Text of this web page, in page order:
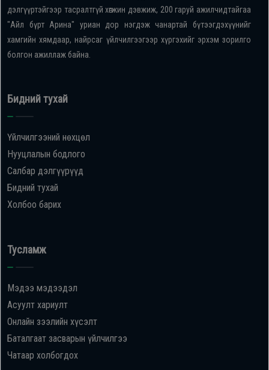
дэлгүүртэйгээр тасралтгүй хөгжин дэвжиж, 200 гаруй ажилчидтайгаа
"Айл бүрт Арина" уриан дор нэгдэж чанартай бүтээгдэхүүнийг
хамгийн хямдаар, найрсаг үйлчилгээгээр хүргэхийг эрхэм зорилго
болгон ажиллаж байна.
Бидний тухай
Үйлчилгээний нөхцөл
Нууцлалын бодлого
Салбар дэлгүүрүүд
Бидний тухай
Холбоо барих
Тусламж
Мэдээ мэдээдэл
Асуулт хариулт
Онлайн зээлийн хүсэлт
Баталгаат засварын үйлчилгээ
Чатаар холбогдох